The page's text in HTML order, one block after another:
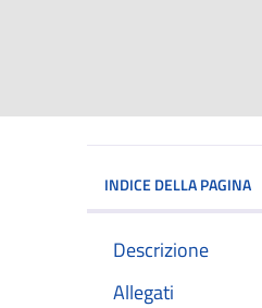
INDICE DELLA PAGINA
Descrizione
Allegati